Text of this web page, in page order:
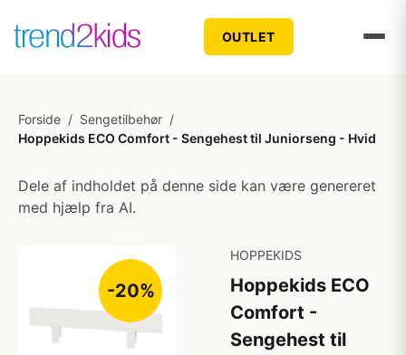
OUTLET
Forside / Sengetilbehør /
Hoppekids ECO Comfort - Sengehest til Juniorseng - Hvid
Dele af indholdet på denne side kan være genereret
med hjælp fra AI.
-20%
HOPPEKIDS
Hoppekids ECO
Comfort -
Sengehest til